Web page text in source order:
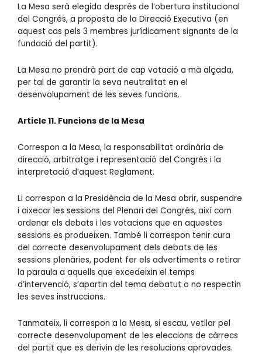
La Mesa serà elegida després de l’obertura institucional
del Congrés, a proposta de la Direcció Executiva (en
aquest cas pels 3 membres jurídicament signants de la
fundació del partit).
La Mesa no prendrà part de cap votació a mà alçada,
per tal de garantir la seva neutralitat en el
desenvolupament de les seves funcions.
Article 11. Funcions de la Mesa
Correspon a la Mesa, la responsabilitat ordinària de
direcció, arbitratge i representació del Congrés i la
interpretació d’aquest Reglament.
Li correspon a la Presidència de la Mesa obrir, suspendre
i aixecar les sessions del Plenari del Congrés, així com
ordenar els debats i les votacions que en aquestes
sessions es produeixen. També li correspon tenir cura
del correcte desenvolupament dels debats de les
sessions plenàries, podent fer els advertiments o retirar
la paraula a aquells que excedeixin el temps
d’intervenció, s’apartin del tema debatut o no respectin
les seves instruccions.
Tanmateix, li correspon a la Mesa, si escau, vetllar pel
correcte desenvolupament de les eleccions de càrrecs
del partit que es derivin de les resolucions aprovades.